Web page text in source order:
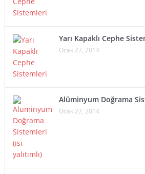
Yarı Kapaklı Cephe
Ocak 27, 2014
Alüminyum Doğrama
Ocak 27, 2014